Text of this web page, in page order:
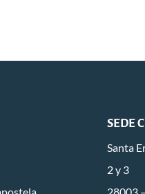
SEDE
Santa
2 y 3